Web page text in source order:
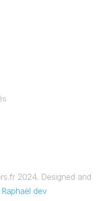
2024. Designed and
Raphaël dev